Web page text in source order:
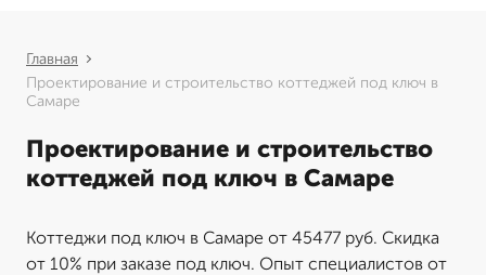
Главная
Проектирование и строительство коттеджей под ключ в
Самаре
Проектирование и строительство
коттеджей под ключ в Самаре
Коттеджи под ключ в Самаре от 45477 руб. Скидка
от 10% при заказе под ключ. Опыт специалистов от